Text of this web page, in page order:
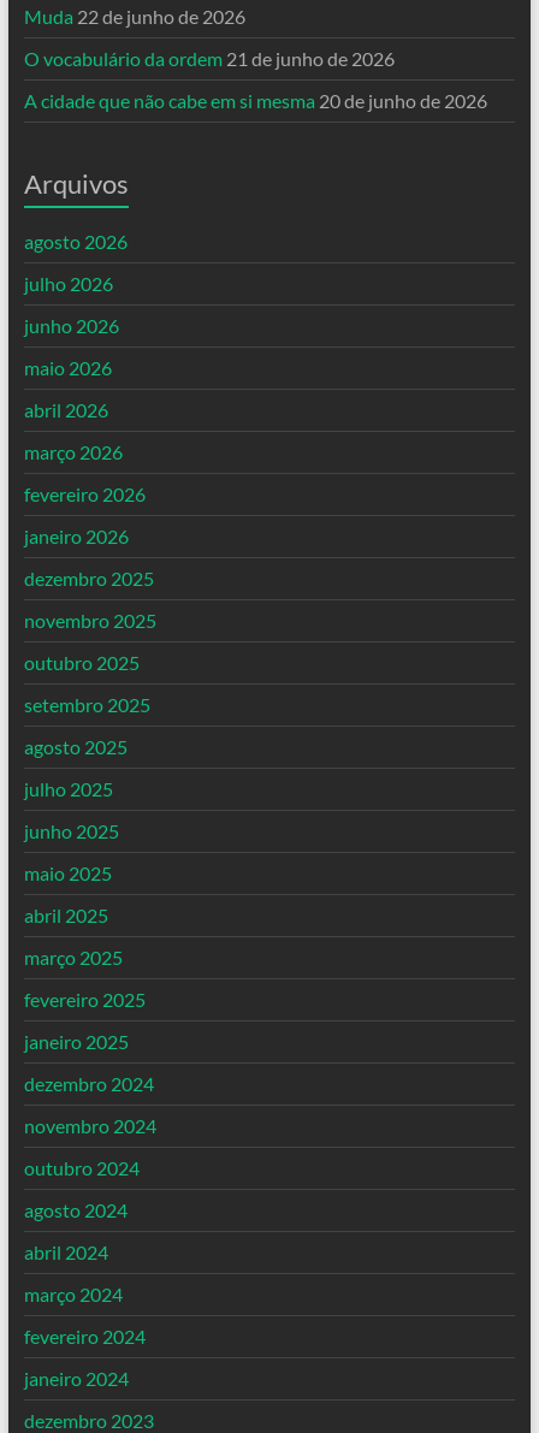
Muda 22 de junho de 2026
O vocabulário da ordem 21 de junho de 2026
A cidade que não cabe em si mesma 20 de junho de 2026
Arquivos
agosto 2026
julho 2026
junho 2026
maio 2026
abril 2026
março 2026
fevereiro 2026
janeiro 2026
dezembro 2025
novembro 2025
outubro 2025
setembro 2025
agosto 2025
julho 2025
junho 2025
maio 2025
abril 2025
março 2025
fevereiro 2025
janeiro 2025
dezembro 2024
novembro 2024
outubro 2024
agosto 2024
abril 2024
março 2024
fevereiro 2024
janeiro 2024
dezembro 2023